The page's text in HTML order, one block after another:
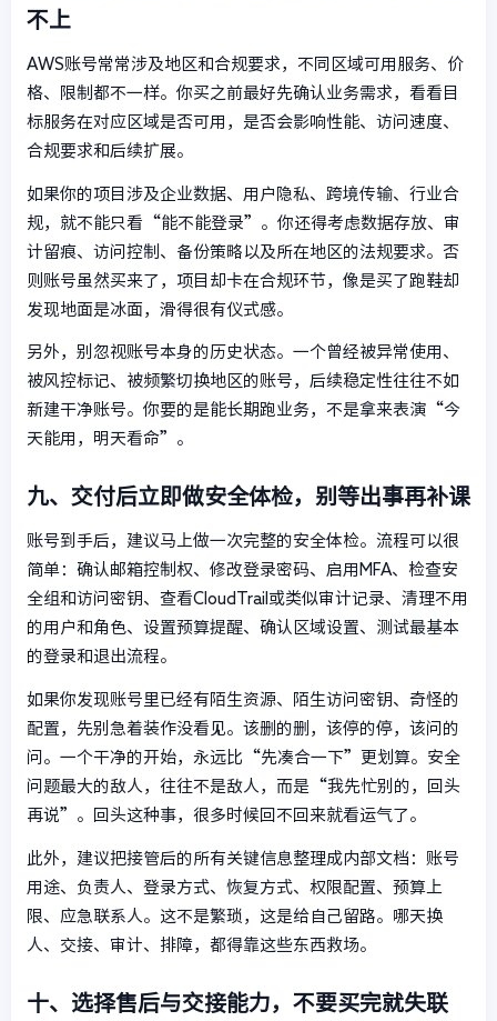
不上
AWS账号常常涉及地区和合规要求，不同区域可用服务、价
格、限制都不一样。你买之前最好先确认业务需求，看看目
标服务在对应区域是否可用，是否会影响性能、访问速度、
合规要求和后续扩展。
如果你的项目涉及企业数据、用户隐私、跨境传输、行业合
规，就不能只看“能不能登录”。你还得考虑数据存放、审
计留痕、访问控制、备份策略以及所在地区的法规要求。否
则账号虽然买来了，项目却卡在合规环节，像是买了跑鞋却
发现地面是冰面，滑得很有仪式感。
另外，别忽视账号本身的历史状态。一个曾经被异常使用、
被风控标记、被频繁切换地区的账号，后续稳定性往往不如
新建干净账号。你要的是能长期跑业务，不是拿来表演“今
天能用，明天看命”。
九、交付后立即做安全体检，别等出事再补课
账号到手后，建议马上做一次完整的安全体检。流程可以很
简单：确认邮箱控制权、修改登录密码、启用MFA、检查安
全组和访问密钥、查看CloudTrail或类似审计记录、清理不用
的用户和角色、设置预算提醒、确认区域设置、测试最基本
的登录和退出流程。
如果你发现账号里已经有陌生资源、陌生访问密钥、奇怪的
配置，先别急着装作没看见。该删的删，该停的停，该问的
问。一个干净的开始，永远比“先凑合一下”更划算。安全
问题最大的敌人，往往不是敌人，而是“我先忙别的，回头
再说”。回头这种事，很多时候回不回来就看运气了。
此外，建议把接管后的所有关键信息整理成内部文档：账号
用途、负责人、登录方式、恢复方式、权限配置、预算上
限、应急联系人。这不是繁琐，这是给自己留路。哪天换
人、交接、审计、排障，都得靠这些东西救场。
十、选择售后与交接能力，不要买完就失联